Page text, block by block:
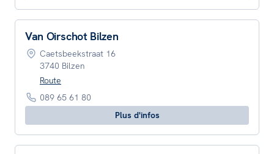
Van Oirschot Bilzen
Caetsbeekstraat 16
3740 Bilzen
Route
089 65 61 80
Plus d'infos